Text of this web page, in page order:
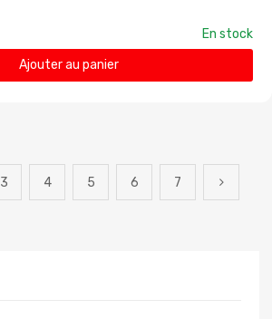
En stock
Ajouter au panier
3 4 5 6 7